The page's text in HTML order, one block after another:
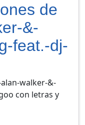
de
&-
feat.-dj-
walker-&-
con letras y